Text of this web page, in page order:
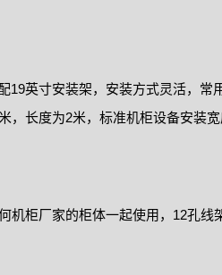
英寸安装架，安装方式灵活，常
，长度为2米，标准机柜设备安装
柜厂家的柜体一起使用，12孔线